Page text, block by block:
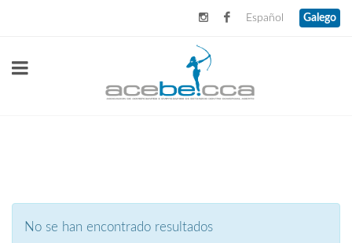
Español Galego
No se han encontrado resultados